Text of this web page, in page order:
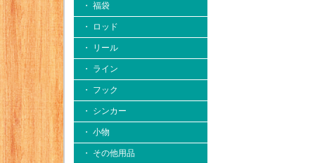
・ 福袋
・ ロッド
・ リール
・ ライン
・ フック
・ シンカー
・ 小物
・ その他用品